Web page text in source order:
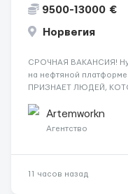
9500-13000 €
Норвегия
СРОЧНАЯ ВАКАНСИЯ!
на нефтяной
ПРИЗНАЕТ ЛЮДЕЙ,
сварщика, Помощник
метала, подготовка
Artemworkn
Агентство
11 часов назад